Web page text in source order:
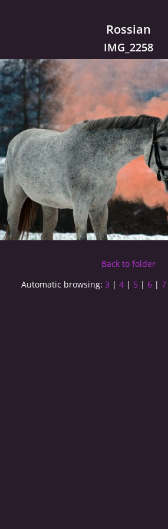
Rossian
IMG_2258
Back to folder
Automatic browsing: 3 | 4 | 5 | 6 | 7